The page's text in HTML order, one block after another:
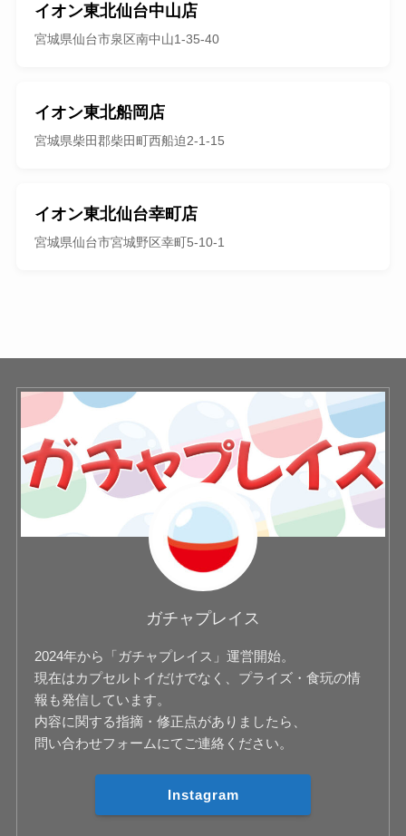
イオン東北仙台中山店
宮城県仙台市泉区南中山1-35-40
イオン東北船岡店
宮城県柴田郡柴田町西船迫2-1-15
イオン東北仙台幸町店
宮城県仙台市宮城野区幸町5-10-1
ガチャプレイス
2024年から「ガチャプレイス」運営開始。
現在はカプセルトイだけでなく、プライズ・食玩の情
報も発信しています。
内容に関する指摘・修正点がありましたら、
問い合わせフォームにてご連絡ください。
Instagram